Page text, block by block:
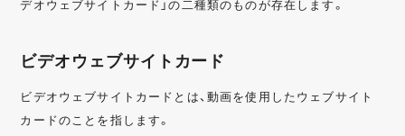
デオウェブサイトカード」の二種類のものが存在します。
ビデオウェブサイトカード
ビデオウェブサイトカードとは、動画を使用したウェブサイト
カードのことを指します。